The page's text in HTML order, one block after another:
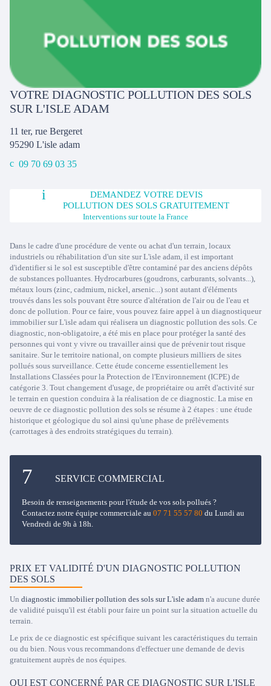
VOTRE DIAGNOSTIC POLLUTION DES SOLS
SUR L'ISLE ADAM
11 ter, rue Bergeret
95290 L'isle adam
09 70 69 03 35
DEMANDEZ VOTRE DEVIS
POLLUTION DES SOLS GRATUITEMENT
Interventions sur toute la France
Dans le cadre d'une procédure de vente ou achat d'un terrain, locaux
industriels ou réhabilitation d'un site sur L'isle adam, il est important
d'identifier si le sol est susceptible d'être contaminé par des anciens dépôts
de substances polluantes. Hydrocarbures (goudrons, carburants, solvants...),
métaux lours (zinc, cadmium, nickel, arsenic...) sont autant d'éléments
trouvés dans les sols pouvant être source d'altération de l'air ou de l'eau et
donc de pollution. Pour ce faire, vous pouvez faire appel à un diagnostiqueur
immobilier sur L'isle adam qui réalisera un diagnostic pollution des sols. Ce
diagnostic, non-obligatoire, a été mis en place pour protéger la santé des
personnes qui vont y vivre ou travailler ainsi que de prévenir tout risque
sanitaire. Sur le territoire national, on compte plusieurs milliers de sites
pollués sous surveillance. Cette étude concerne essentiellement les
Installations Classées pour la Protection de l'Environnement (ICPE) de
catégorie 3. Tout changement d'usage, de propriétaire ou arrêt d'activité sur
le terrain en question conduira à la réalisation de ce diagnostic. La mise en
oeuvre de ce diagnostic pollution des sols se résume à 2 étapes : une étude
historique et géologique du sol ainsi qu'une phase de prélèvements
(carrottages à des endroits stratégiques du terrain).
SERVICE COMMERCIAL
Besoin de renseignements pour l'étude de vos sols pollués ?
Contactez notre équipe commerciale au 07 71 55 57 80 du Lundi au
Vendredi de 9h à 18h.
PRIX ET VALIDITÉ D'UN DIAGNOSTIC POLLUTION
DES SOLS
Un diagnostic immobilier pollution des sols sur L'isle adam n'a aucune durée
de validité puisqu'il est établi pour faire un point sur la situation actuelle du
terrain.
Le prix de ce diagnostic est spécifique suivant les caractéristiques du terrain
ou du bien. Nous vous recommandons d'effectuer une demande de devis
gratuitement auprès de nos équipes.
QUI EST CONCERNÉ PAR CE DIAGNOSTIC SUR L'ISLE